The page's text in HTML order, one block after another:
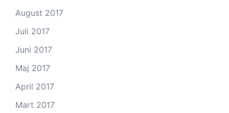
August 2017
Juli 2017
Juni 2017
Maj 2017
April 2017
Mart 2017